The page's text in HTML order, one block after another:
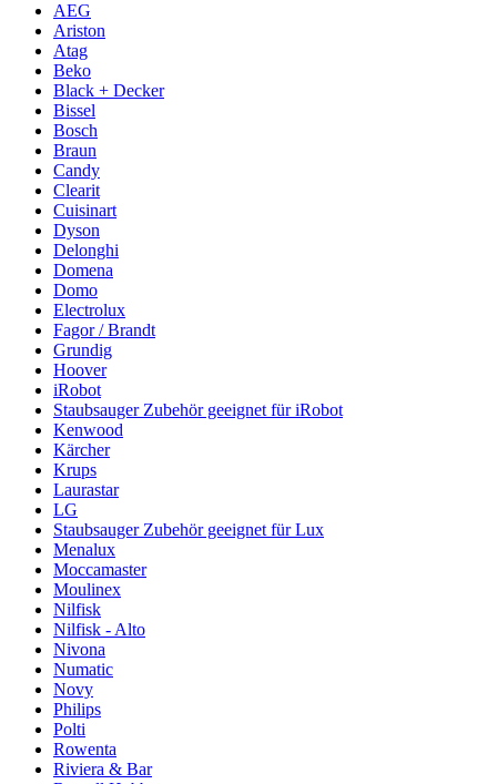
AEG
Ariston
Atag
Beko
Black + Decker
Bissel
Bosch
Braun
Candy
Clearit
Cuisinart
Dyson
Delonghi
Domena
Domo
Electrolux
Fagor / Brandt
Grundig
Hoover
iRobot
Staubsauger Zubehör geeignet für iRobot
Kenwood
Kärcher
Krups
Laurastar
LG
Staubsauger Zubehör geeignet für Lux
Menalux
Moccamaster
Moulinex
Nilfisk
Nilfisk - Alto
Nivona
Numatic
Novy
Philips
Polti
Rowenta
Riviera & Bar